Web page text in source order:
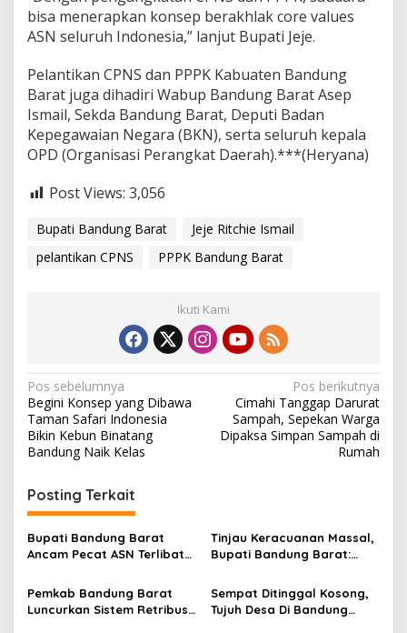
bisa menerapkan konsep berakhlak core values
ASN seluruh Indonesia,” lanjut Bupati Jeje.
Pelantikan CPNS dan PPPK Kabuaten Bandung
Barat juga dihadiri Wabup Bandung Barat Asep
Ismail, Sekda Bandung Barat, Deputi Badan
Kepegawaian Negara (BKN), serta seluruh kepala
OPD (Organisasi Perangkat Daerah).***(Heryana)
Post Views: 3,056
Bupati Bandung Barat
Jeje Ritchie Ismail
pelantikan CPNS
PPPK Bandung Barat
Ikuti Kami
N
a
v
g
a
s
p
o
Pos sebelumnya
Begini Konsep yang Dibawa
Taman Safari Indonesia
Bikin Kebun Binatang
Bandung Naik Kelas
Pos berikutnya
Cimahi Tanggap Darurat
Sampah, Sepekan Warga
Dipaksa Simpan Sampah di
Rumah
Posting Terkait
Bupati Bandung Barat
Ancam Pecat ASN Terlibat
Publik
Tinjau Keracuanan Massal,
Bupati Bandung Barat:
Ketat
Pemkab Bandung Barat
Luncurkan Sistem Retribusi
Sempat Ditinggal Kosong,
Tujuh Desa Di Bandung